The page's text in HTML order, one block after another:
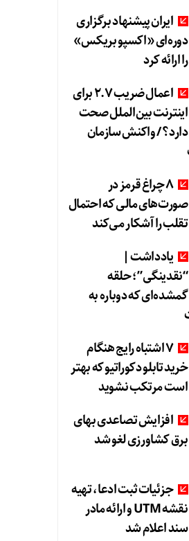
ایران پیشنهاد برگزاری
دوره‌ای «اکسپو بریکس»
را ارائه کرد
اعمال ضریب ۲.۷ برای
اینترنت بین‌الملل صحت
دارد؟ / واکنش سازمان
8 چراغ قرمز در
صورت‌های مالی که احتمال
تقلب را آشکار می‌کند
یادداشت |
“نقدینگی”؛ حلقه
گمشده‌ای که دوباره به
۷ اشتباه رایج هنگام
خرید تابلو دکوراتیو که بهتر
است مرتکب نشوید
افزایش تصاعدی بهای
برق کشاورزی لغو شد
جزئیات ثبت ادعا، تهیه
نقشه UTM و ارائه مادر
سند اعلام شد